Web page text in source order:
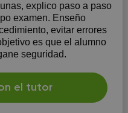
explico paso a paso
examen. Enseño
evitar errores
es que el alumno
seguridad.
el tutor